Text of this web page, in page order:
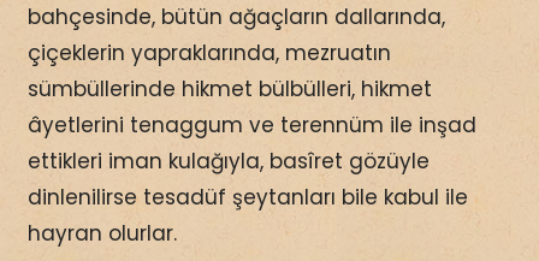
bahçesinde, bütün ağaçların dallarında,
çiçeklerin yapraklarında, mezruatın
sümbüllerinde hikmet bülbülleri, hikmet
âyetlerini tenaggum ve terennüm ile inşad
ettikleri iman kulağıyla, basîret gözüyle
dinlenilirse tesadüf şeytanları bile kabul ile
hayran olurlar.